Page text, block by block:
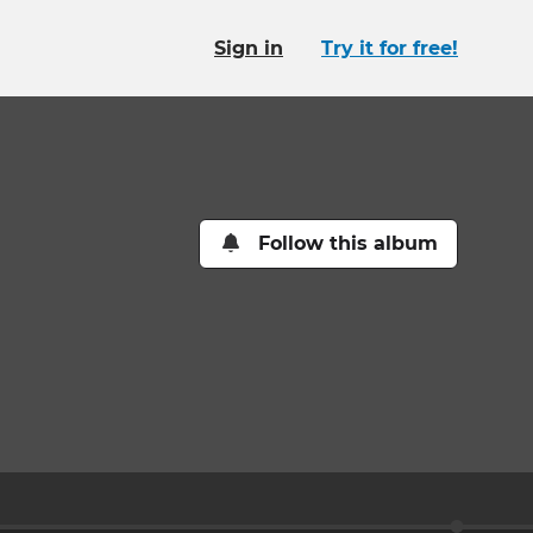
Sign in Try it for free!
Follow this album